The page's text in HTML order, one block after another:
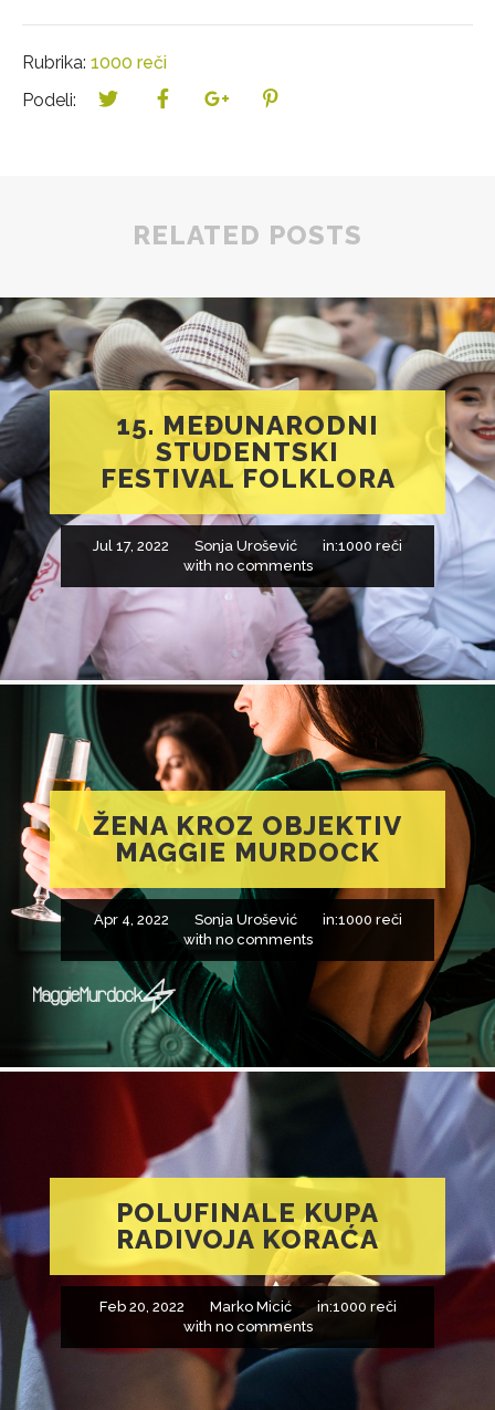
Rubrika: 1000 reči
Podeli:
RELATED POSTS
15. MEĐUNARODNI
STUDENTSKI
FESTIVAL FOLKLORA
Jul 17, 2022 Sonja Urošević in:1000 reči
with no comments
ŽENA KROZ OBJEKTIV
MAGGIE MURDOCK
Apr 4, 2022 Sonja Urošević in:1000 reči
with no comments
POLUFINALE KUPA
RADIVOJA KORAĆA
Feb 20, 2022 Marko Micić in:1000 reči
with no comments